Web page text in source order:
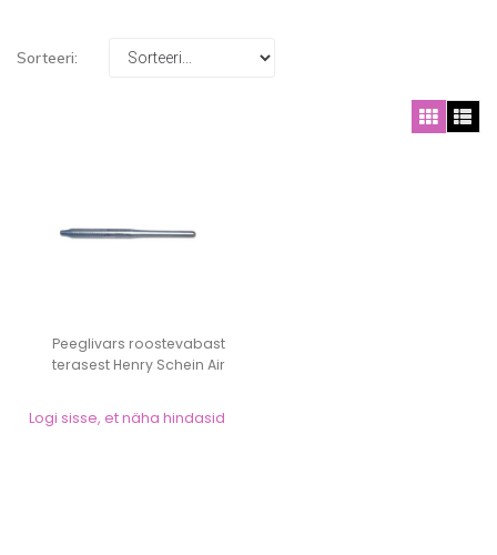
Sorteeri:
Peeglivars roostevabast
terasest Henry Schein Air
Logi sisse, et näha hindasid